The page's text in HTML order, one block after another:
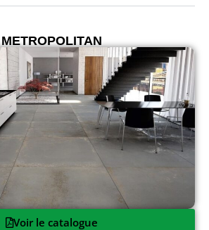
METROPOLITAN
Voir le catalogue